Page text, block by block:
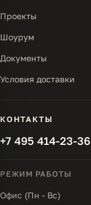
Проекты
Шоурум
Документы
Условия доставки
КОНТАКТЫ
+7 495 414-23-36
РЕЖИМ РАБОТЫ
Офис (Пн - Вс)